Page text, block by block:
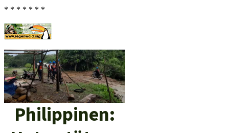
* * * * * * *